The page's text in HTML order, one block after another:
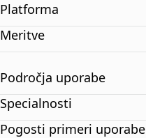
Platforma
Meritve
Področja uporabe
Specialnosti
Pogosti primeri uporabe